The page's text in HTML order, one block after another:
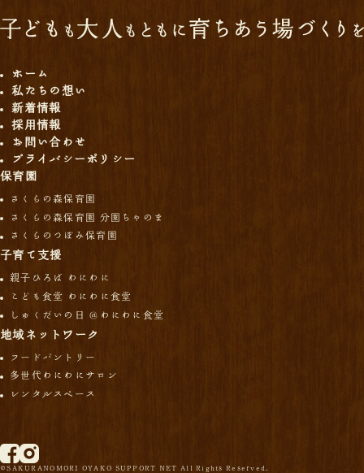
ホーム
私たちの想い
新着情報
採用情報
お問い合わせ
プライバシーポリシー
保育園
さくらの森保育園
さくらの森保育園 分園ちゃのま
さくらのつぼみ保育園
子育て支援
親子ひろば わにわに
こども食堂 わにわに食堂
しゅくだいの日 ＠わにわに食堂
地域ネットワーク
フードパントリー
多世代わにわにサロン
レンタルスペース
©SAKURANOMORI OYAKO SUPPORT NET All Rights Reserved.